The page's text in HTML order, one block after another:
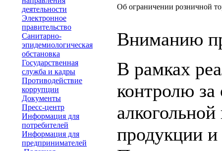
деятельности
Электронное
правительство
Санитарно-
эпидемиологическая
обстановка
Государственная
служба и кадры
Противодействие
коррупции
Документы
Пресс-центр
Информация для
потребителей
Информация для
предпринимателей
Об ограничении розничной
Вниманию
В рамках
контролю за
продукции и